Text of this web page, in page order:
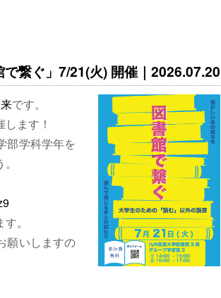
繋ぐ」7/21(火) 開催｜2026.07.20
です。
ます！
部学科学年を
。
願いしますの